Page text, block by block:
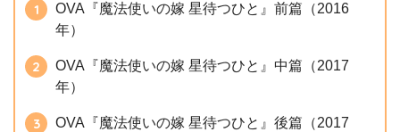
OVA『魔法使いの嫁 星待つひと』前篇（2016
年）
OVA『魔法使いの嫁 星待つひと』中篇（2017
年）
OVA『魔法使いの嫁 星待つひと』後篇（2017